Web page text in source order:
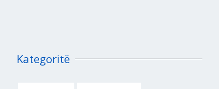
Kategoritë